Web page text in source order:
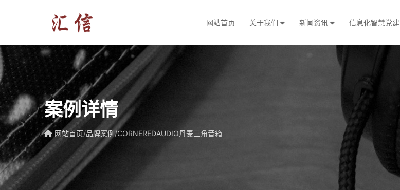
网站首页 关于我们 新闻资讯 信息化智慧党建
案例详情
网站首页/品牌案例/CORNEREDAUDIO丹麦三角音箱